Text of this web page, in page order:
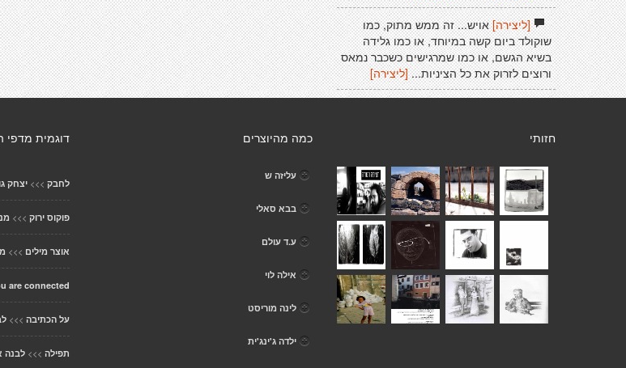
[ליצירה]אויש... זה ממש מתוק, כמו
שוקולד ביום קשה במיוחד, או כמו גלידה
בשיא הגשם, או כמו שמרגישים כשכבר נמאס
ורוצים לזרוק את כל הציניות... [ליצירה]
דוגמית מדפי
לחבק >>> יצחק
פוקוס ירוק >>>
אוצר מילים >>>
are connected
על הכתיבה >>>
תפילה >>> לבנה
כמה מהיוצרים
עליזה ש
בבא סאלי
ע.ד עולם
אילה לוי
לינה מוריסט
ילדה ג'ינג'ית
חזותי